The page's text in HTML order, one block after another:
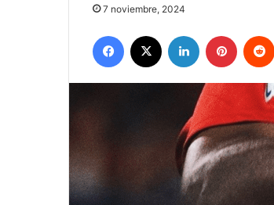
7 noviembre, 2024
Facebook LinkedIn Pinterest